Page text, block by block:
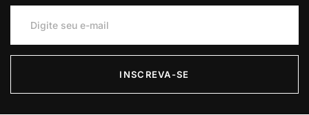
INSCREVA-SE